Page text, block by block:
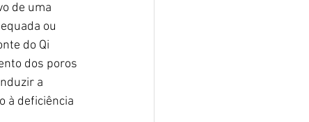
de uma
ou
do Qi
dos poros
a
à deficiência